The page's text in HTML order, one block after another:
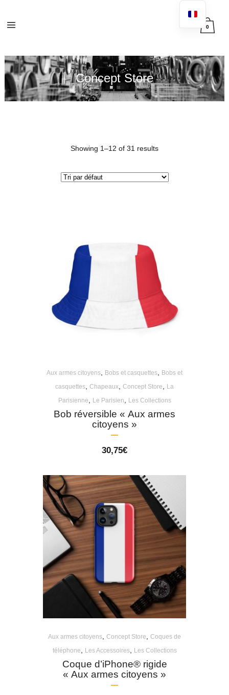
0
Concept Store
Showing 1–12 of 31 results
Aux armes citoyens Bobs et casquettes
Bobs et
casquettes Chapeaux Concept Store
La
Parisienne
Le Parisien Les Collections
Bob réversible « Aux armes
citoyens »
30,75€
Aux armes citoyens Concept Store
Coques de
téléphone
Les Accessoires, Les Collections
Coque d’iPhone® rigide
« Aux armes citoyens »